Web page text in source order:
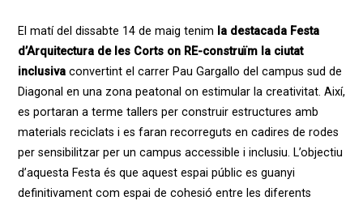
El matí del dissabte 14 de maig tenim la destacada Festa
d’Arquitectura de les Corts on RE-construïm la ciutat
inclusivaconvertint el carrer Pau Gargallo del campus sud de
Diagonal en una zona peatonal on estimular la creativitat. Així,
es portaran a terme tallers per construir estructures amb
materials reciclats i es faran recorreguts en cadires de rodes
per sensibilitzar per un campus accessible i inclusiu. L’objectiu
d’aquesta Festa és que aquest espai públic es guanyi
definitivament com espai de cohesió entre les diferents